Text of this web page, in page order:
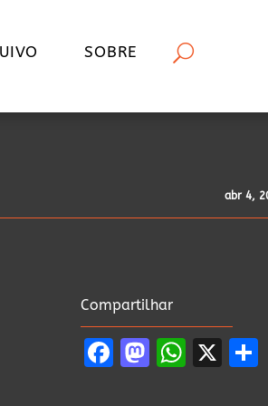
SOBRE
abr 4,
Compartilhar
Facebook
Mastodon
X